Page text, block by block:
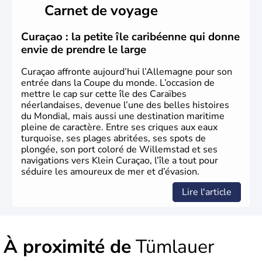
lesquelles bénéficient d'une grande autonomie. Le pays
peut se targuer de grands noms qu'il a vu naître dans tous
les domaines, des arts à la politique en passant par la
philosophie. Hertz, Gutenberg, Heidegger, Thomas Mann,
Herman Hesse ou bien Hegel en font partie.
Carnet de voyage
Curaçao : la petite île caribéenne qui donne
envie de prendre le large
Curaçao affronte aujourd’hui l’Allemagne pour son
entrée dans la Coupe du monde. L’occasion de
mettre le cap sur cette île des Caraïbes
néerlandaises, devenue l’une des belles histoires
du Mondial, mais aussi une destination maritime
pleine de caractère. Entre ses criques aux eaux
turquoise, ses plages abritées, ses spots de
plongée, son port coloré de Willemstad et ses
navigations vers Klein Curaçao, l’île a tout pour
séduire les amoureux de mer et d’évasion.
Lire l'article
À proximité deTümlauer